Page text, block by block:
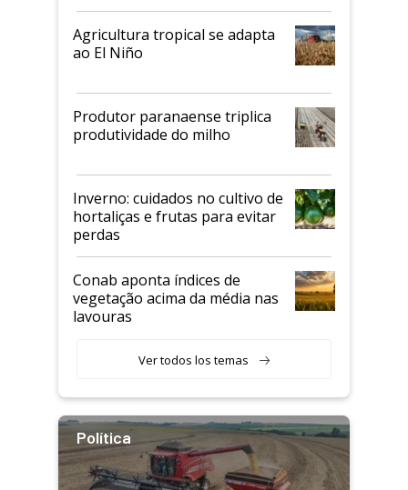
Agricultura tropical se adapta
ao El Niño
Produtor paranaense triplica
produtividade do milho
Inverno: cuidados no cultivo de
hortaliças e frutas para evitar
perdas
Conab aponta índices de
vegetação acima da média nas
lavouras
Ver todos los temas
Política